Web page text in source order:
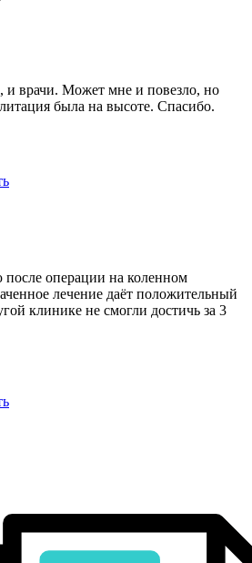
и врачи. Может мне и повезло, но
была на высоте. Спасибо.
операции на коленном
лечение даёт положительный
клинике не смогли достичь за 3